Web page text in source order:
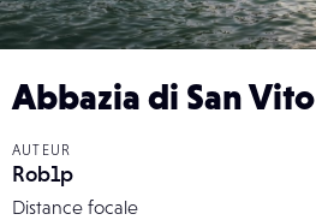
Abbazia di San Vito
AUTEUR
Rob1p
Distance focale